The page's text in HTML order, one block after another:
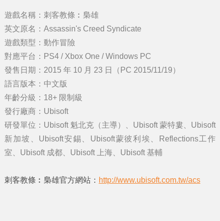
遊戲名稱：刺客教條︰梟雄
英文原名：Assassin's Creed Syndicate
遊戲類型：動作冒險
對應平台：PS4 / Xbox One / Windows PC
發售日期：2015 年 10 月 23 日（PC 2015/11/19）
語言版本：中文版
年齡分級：18+ 限制級
發行廠商：Ubisoft
研發單位：Ubisoft 魁北克（主導）、Ubisoft 蒙特婁、Ubisoft
新加坡、Ubisoft安錫、Ubisoft蒙彼利埃、Reflections工作
室、Ubisoft 成都、Ubisoft 上海、Ubisoft 基輔
刺客教條︰梟雄官方網站： http://www.ubisoft.com.tw/acs